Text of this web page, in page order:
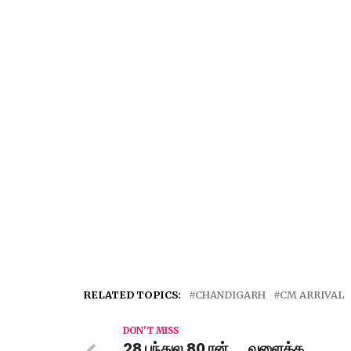
RELATED TOPICS: CHANDIGARH CM ARRIVAL
DON'T MISS